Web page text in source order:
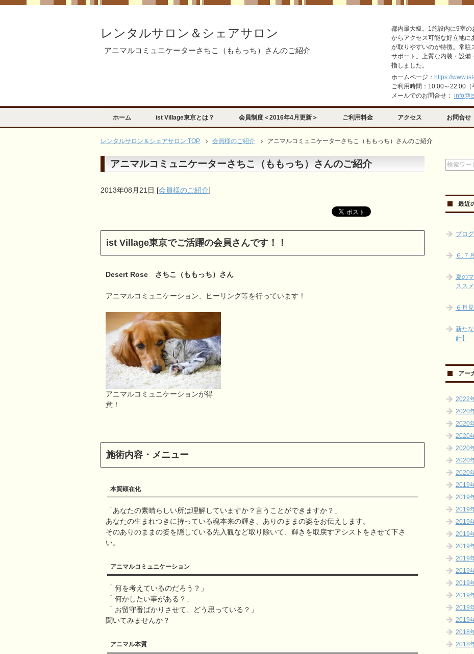
レンタルサロン＆シェアサロン
アニマルコミュニケーターさちこ（ももっち）さんのご紹介
都内最大級。1施設内に9室
からアクセス可能な好立地に
が取りやすいのが特徴。常駐
サポート。上質な内装・設備
指しました。
ホームページ： https://
ご利用時間：10:00～22:00（
メールでのお問合せ：
ホーム ist Village東京とは？ 会員制度＜2016年4月更新＞ ご利用料金 アクセス お問合せ
レンタルサロン＆シェアサロン TOP 会員様のご紹介 アニマルコミュニケーターさちこ（ももっち）さんのご紹介
アニマルコミュニケーターさちこ（ももっち）さんのご紹介
2013年08月21日 [会員様のご紹介]
ist Village東京でご活躍の会員さんです！！
Desert Rose さちこ（ももっち）さん
アニマルコミュニケーション、ヒーリング等を行っています！
アニマルコミュニケーションが得
意！
施術内容・メニュー
本質顕在化
「あなたの素晴らしい所は理解していますか？言うことができますか？」
あなたの生まれつきに持っている魂本来の輝き、 ありのままの姿をお伝えします。
そのありのままの姿を隠している先入観など取り除いて、輝きを取戻すアシストをさせて下さ
い。
アニマルコミュニケーション
「 何を考えているのだろう？」
「 何かしたい事がある？」
「 お留守番ばかりさせて、どう思っている？」
聞いてみませんか？
アニマル本質
最近
ブロ
６,７
夏の
スス
６月
新た
針】
アー
2022
2020
2020
2020
2020
2020
2020
2019
2019
2019
2019
2019
2019
2019
2019
2019
2019
2019
2019
2018
2018